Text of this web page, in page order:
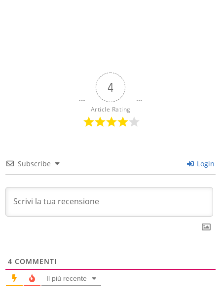
4
Article Rating
Subscribe Login
4 COMMENTI
Il più recente